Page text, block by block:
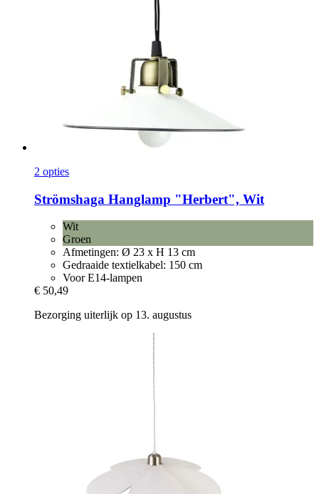
2 opties
Strömshaga Hanglamp "Herbert", Wit
Wit
Groen
Afmetingen: Ø 23 x H 13 cm
Gedraaide textielkabel: 150 cm
Voor E14-lampen
€ 50,49
Bezorging uiterlijk op 13. augustus